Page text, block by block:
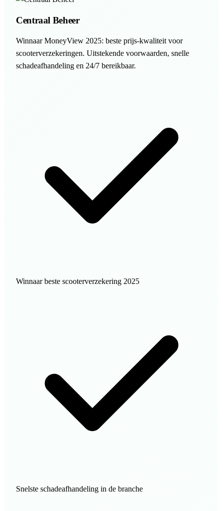
Centraal Beheer
Winnaar MoneyView 2025: beste prijs-kwaliteit voor
scooterverzekeringen. Uitstekende voorwaarden, snelle
schadeafhandeling en 24/7 bereikbaar.
Winnaar beste scooterverzekering 2025
Snelste schadeafhandeling in de branche